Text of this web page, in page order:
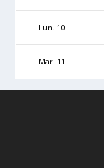
Lun. 10
Mar. 11